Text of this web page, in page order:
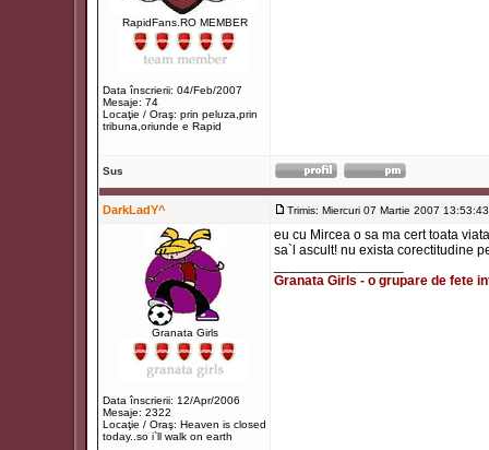
RapidFans.RO MEMBER
Data înscrierii: 04/Feb/2007
Mesaje: 74
Locaţie / Oraş: prin peluza,prin
tribuna,oriunde e Rapid
Sus
DarkLadY^ Trimis: Miercuri 07 Martie 2007 13:53:43
Granata Girls
Data înscrierii: 12/Apr/2006
Mesaje: 2322
Locaţie / Oraş: Heaven is closed
today..so i`ll walk on earth
eu cu Mircea o sa ma cert toata
sa`l ascult! nu exista corectitudine
Granata Girls - o grupare de fete